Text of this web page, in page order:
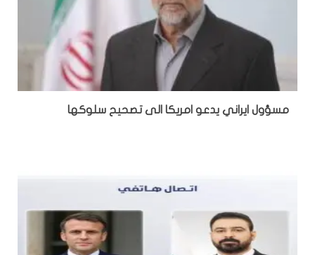
مسؤول ايراني يدعو امريكا الى تصحيح سلوكها